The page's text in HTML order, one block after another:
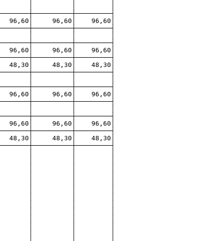
│ │ │ │
96,60│ 96,60│
│ │ │ │ │ │
96,60│ 96,60│
48,30│ 48,30│
│ │ │ │ │ │
96,60│ 96,60│
│ │ │ │ │ │
96,60│ 96,60│
48,30│ 48,30│
│ │ │ │ │
│ │ │ │ │
│ │ │ │ │
│ │ │ │ │
│ │ │ │ │
для│ │ │ │ │ │
│ │ │ │ │
│ │ │ │ │
│ │ │ │ │
│ │ │ │ │
│ │ │ │ │
и│ │ │ │ │ │